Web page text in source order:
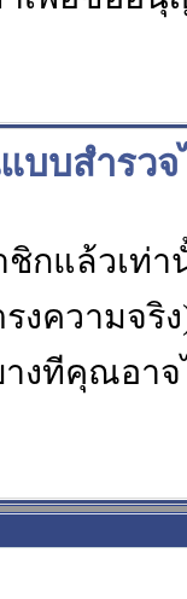
บบสำรวจ
กแล้วเท่
งความจ
งทีคุณอา